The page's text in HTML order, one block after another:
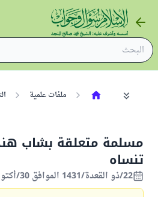
ملفات علمية
مسلمة متعلقة بشاب
تنساه
22/ذو القعدة/1431 الموافق 30/أكتوبر/2010